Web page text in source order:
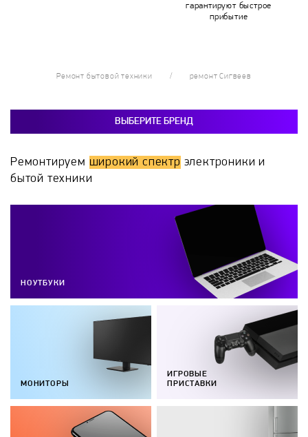
гарантируют быстрое
прибытие
Ремонт бытовой техники ремонт Сигвеев
ВЫБЕРИТЕ БРЕНД
Ремонтируем широкий спектр электроники и
бытой техники
НОУТБУКИ
МОНИТОРЫ
ИГРОВЫЕ
ПРИСТАВКИ